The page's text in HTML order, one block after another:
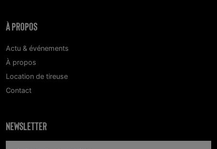
À PROPOS
Actu & événements
À propos
Location de tireuse
Contact
NEWSLETTER